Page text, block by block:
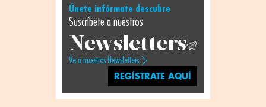
Únete infórmate descubre
Suscríbete a nuestros
Newsletters
Ve a nuestros Newsletters
REGÍSTRATE AQUÍ